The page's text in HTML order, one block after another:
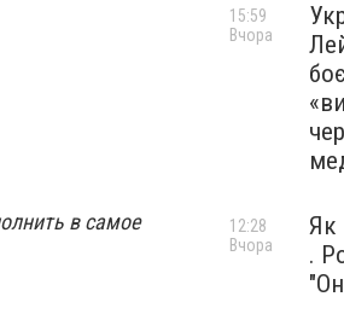
в самое
15:59
Вчора
Як
.
12:28
Вчора